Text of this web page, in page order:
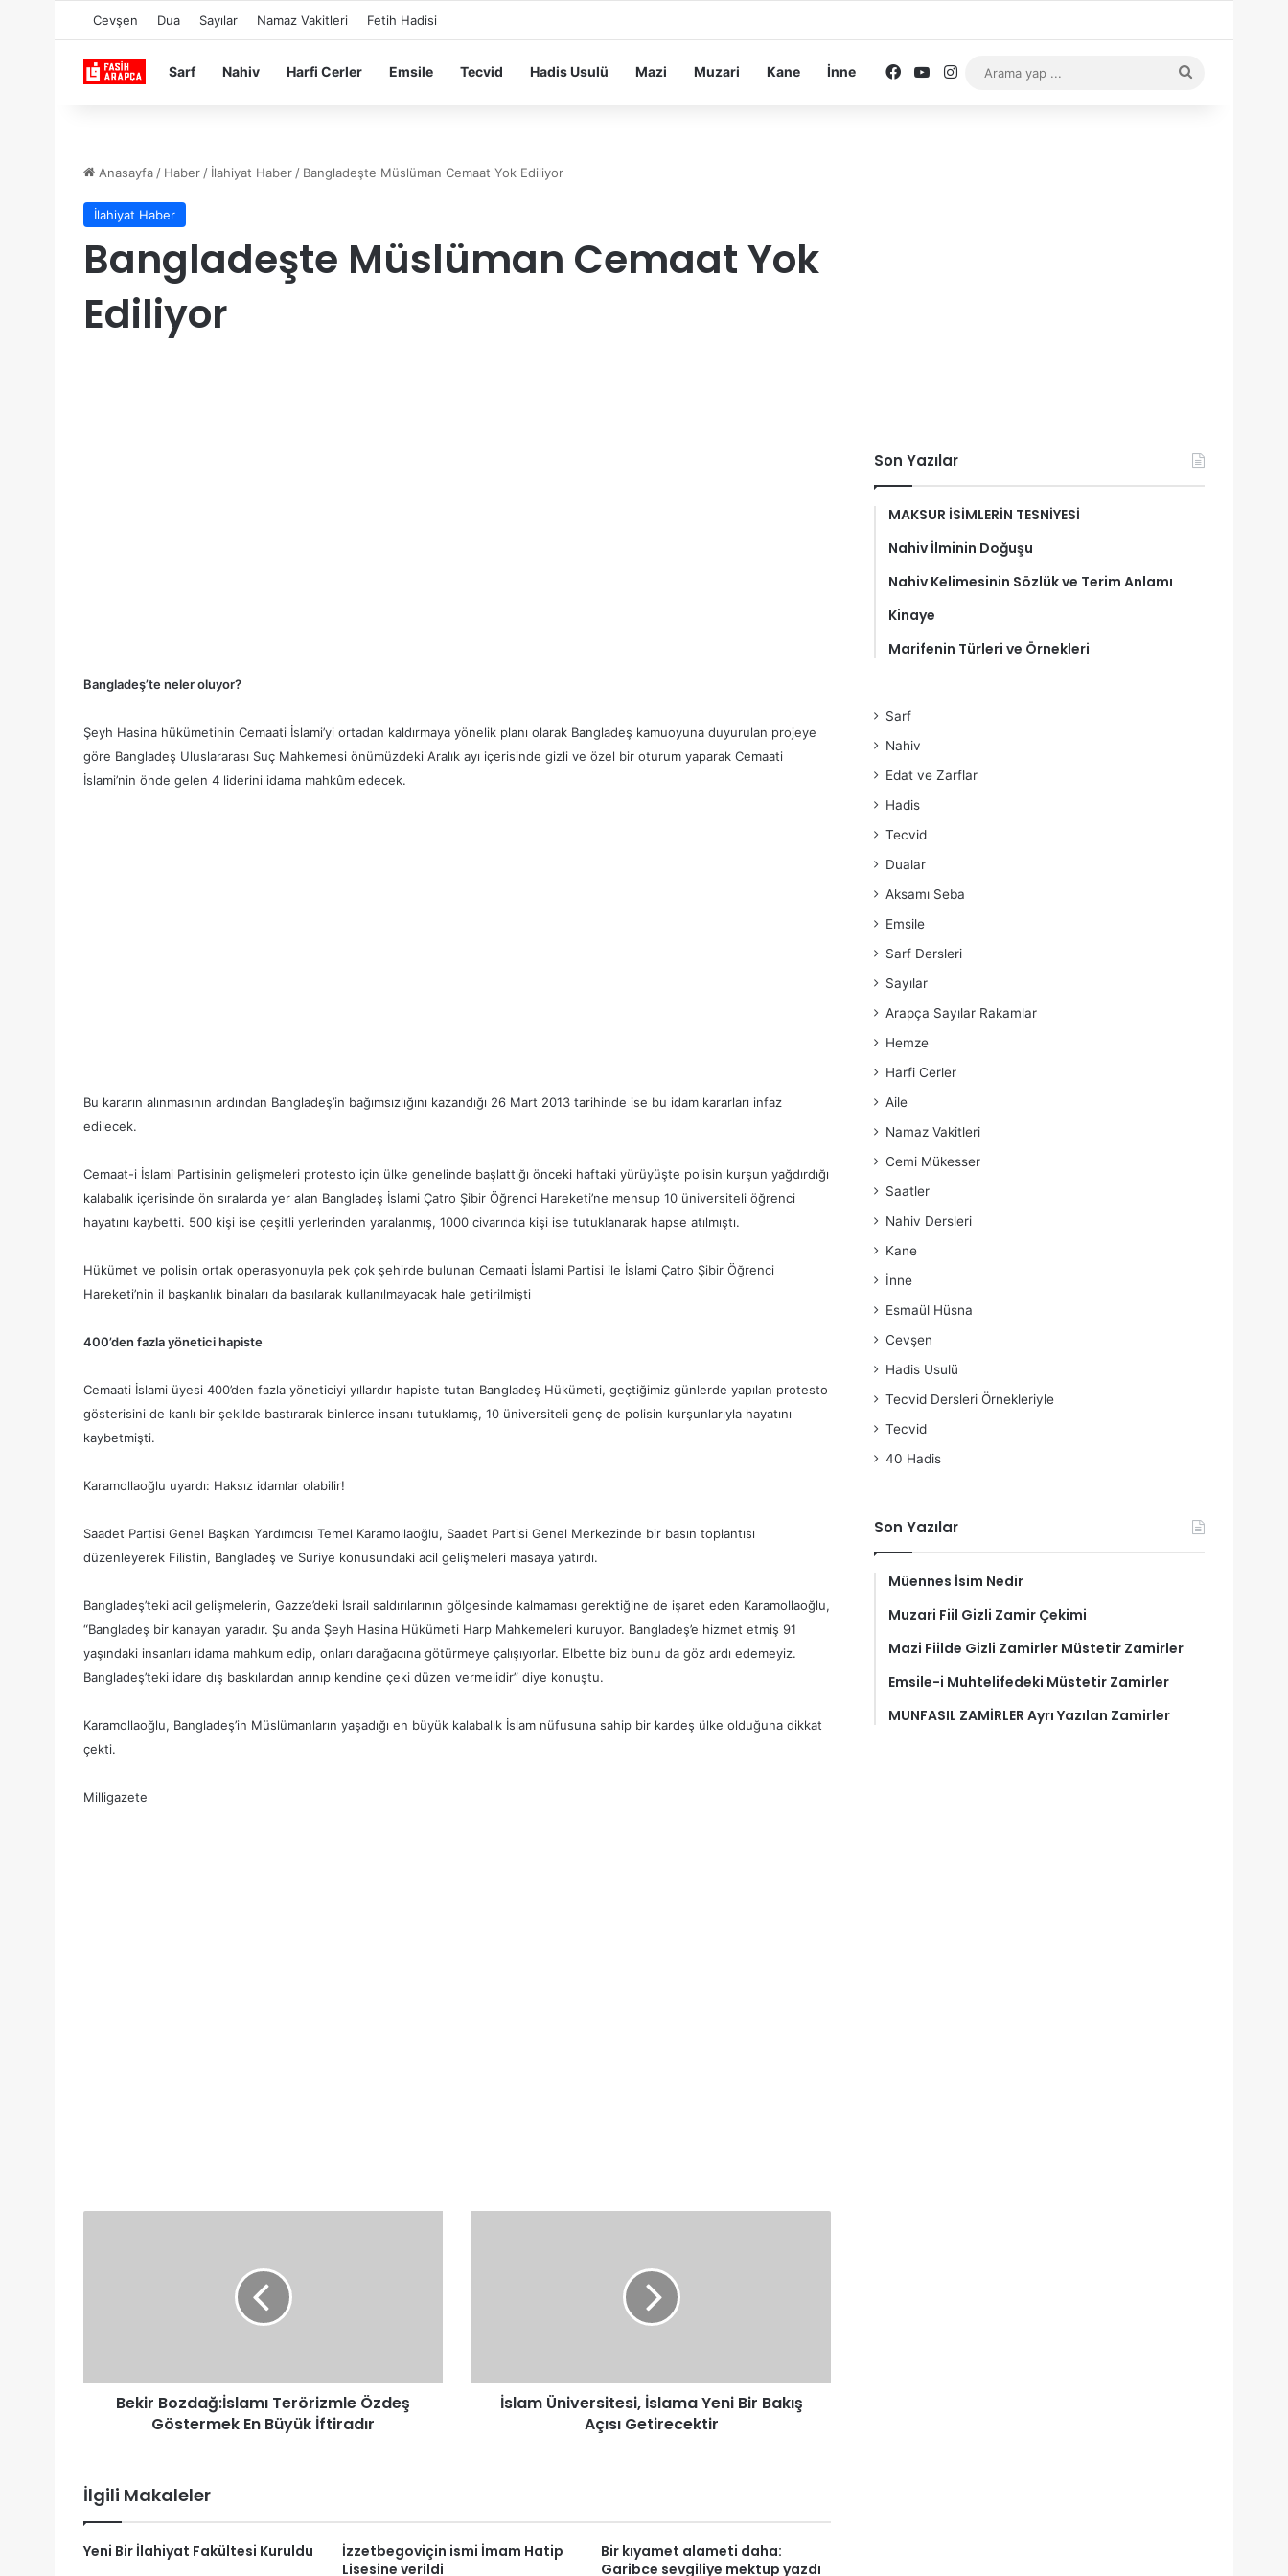
Cevşen Dua Sayılar Namaz Vakitleri Fetih Hadisi
Sarf Nahiv Harfi Cerler Emsile Tecvid Hadis Usulü Mazi Muzari Kane İnne Facebook
YouTube
Instagram
Anasayfa / Haber / İlahiyat Haber / Bangladeşte Müslüman Cemaat Yok Ediliyor
İlahiyat Haber
Bangladeşte Müslüman Cemaat Yok
Ediliyor
Bangladeş’te neler oluyor?
Şeyh Hasina hükümetinin Cemaati İslami’yi ortadan kaldırmaya yönelik planı olarak Bangladeş kamuoyuna duyurulan projeye
göre Bangladeş Uluslararası Suç Mahkemesi önümüzdeki Aralık ayı içerisinde gizli ve özel bir oturum yaparak Cemaati
İslami’nin önde gelen 4 liderini idama mahkûm edecek.
Bu kararın alınmasının ardından Bangladeş’in bağımsızlığını kazandığı 26 Mart 2013 tarihinde ise bu idam kararları infaz
edilecek.
Cemaat-i İslami Partisinin gelişmeleri protesto için ülke genelinde başlattığı önceki haftaki yürüyüşte polisin kurşun yağdırdığı
kalabalık içerisinde ön sıralarda yer alan Bangladeş İslami Çatro Şibir Öğrenci Hareketi’ne mensup 10 üniversiteli öğrenci
hayatını kaybetti. 500 kişi ise çeşitli yerlerinden yaralanmış, 1000 civarında kişi ise tutuklanarak hapse atılmıştı.
Hükümet ve polisin ortak operasyonuyla pek çok şehirde bulunan Cemaati İslami Partisi ile İslami Çatro Şibir Öğrenci
Hareketi’nin il başkanlık binaları da basılarak kullanılmayacak hale getirilmişti
400’den fazla yönetici hapiste
Cemaati İslami üyesi 400’den fazla yöneticiyi yıllardır hapiste tutan Bangladeş Hükümeti, geçtiğimiz günlerde yapılan protesto
gösterisini de kanlı bir şekilde bastırarak binlerce insanı tutuklamış, 10 üniversiteli genç de polisin kurşunlarıyla hayatını
kaybetmişti.
Karamollaoğlu uyardı: Haksız idamlar olabilir!
Saadet Partisi Genel Başkan Yardımcısı Temel Karamollaoğlu, Saadet Partisi Genel Merkezinde bir basın toplantısı
düzenleyerek Filistin, Bangladeş ve Suriye konusundaki acil gelişmeleri masaya yatırdı.
Bangladeş’teki acil gelişmelerin, Gazze’deki İsrail saldırılarının gölgesinde kalmaması gerektiğine de işaret eden Karamollaoğlu,
“Bangladeş bir kanayan yaradır. Şu anda Şeyh Hasina Hükümeti Harp Mahkemeleri kuruyor. Bangladeş’e hizmet etmiş 91
yaşındaki insanları idama mahkum edip, onları darağacına götürmeye çalışıyorlar. Elbette biz bunu da göz ardı edemeyiz.
Bangladeş’teki idare dış baskılardan arınıp kendine çeki düzen vermelidir” diye konuştu.
Karamollaoğlu, Bangladeş’in Müslümanların yaşadığı en büyük kalabalık İslam nüfusuna sahip bir kardeş ülke olduğuna dikkat
çekti.
Milligazete
Bekir Bozdağ:İslamı Terörizmle Özdeş
Göstermek En Büyük İftiradır
İslam Üniversitesi, İslama Yeni Bir Bakış
Açısı Getirecektir
İlgili Makaleler
Yeni Bir İlahiyat Fakültesi Kuruldu
İzzetbegoviçin ismi İmam Hatip
Lisesine verildi
Bir kıyamet alameti daha:
Garibce sevgiliye mektup yazdı
Son Yazılar
MAKSUR İSİMLERİN TESNİYESİ
Nahiv İlminin Doğuşu
Nahiv Kelimesinin Sözlük ve Terim Anlamı
Kinaye
Marifenin Türleri ve Örnekleri
Sarf
Nahiv
Edat ve Zarflar
Hadis
Tecvid
Dualar
Aksamı Seba
Emsile
Sarf Dersleri
Sayılar
Arapça Sayılar Rakamlar
Hemze
Harfi Cerler
Aile
Namaz Vakitleri
Cemi Mükesser
Saatler
Nahiv Dersleri
Kane
İnne
Esmaül Hüsna
Cevşen
Hadis Usulü
Tecvid Dersleri Örnekleriyle
Tecvid
40 Hadis
Son Yazılar
Müennes İsim Nedir
Muzari Fiil Gizli Zamir Çekimi
Mazi Fiilde Gizli Zamirler Müstetir Zamirler
Emsile-i Muhtelifedeki Müstetir Zamirler
MUNFASIL ZAMİRLER Ayrı Yazılan Zamirler